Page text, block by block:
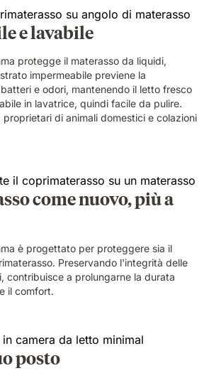
e lavabile
protegge il materasso da liquidi,
impermeabile previene la
e odori, mantenendo il letto fresco
in lavatrice, quindi facile da pulire.
di animali domestici e colazioni
come nuovo, più a
è progettato per proteggere sia il
Preservando l'integrità delle
contribuisce a prolungarne la durata
il comfort.
posto